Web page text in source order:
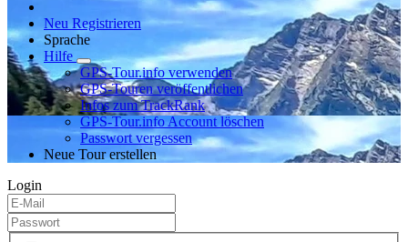
Neu Registrieren
Sprache
Hilfe
GPS-Tour.info verwenden
GPS-Touren veröffentlichen
Infos zum TrackRank
GPS-Tour.info Account löschen
Passwort vergessen
Neue Tour erstellen
Login